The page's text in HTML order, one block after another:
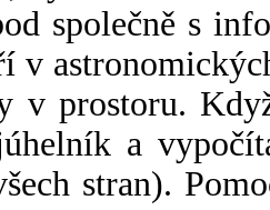
společně s
v
v prostoru.
a
stran).